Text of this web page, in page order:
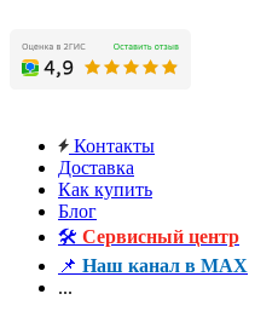
Контакты
Доставка
Как купить
Блог
🛠️ Сервисный центр
📌 Наш канал в MAX
...